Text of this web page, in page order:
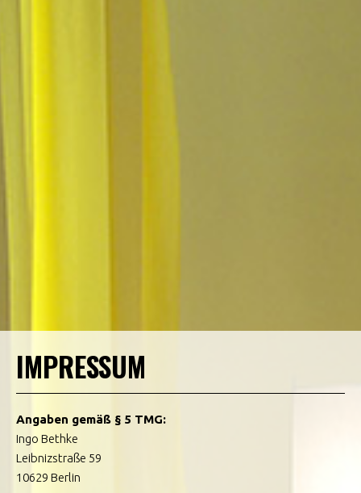
IMPRESSUM
Angaben gemäß § 5 TMG:
Ingo Bethke
Leibnizstraße 59
10629 Berlin